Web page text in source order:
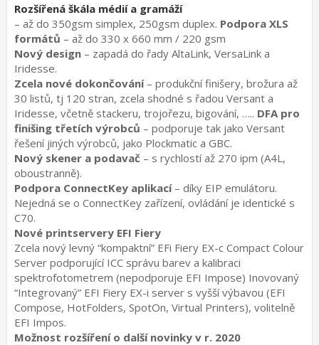
Rozšířená škála médií a gramáží
– až do 350gsm simplex, 250gsm duplex. Podpora XLS
formátů – až do 330 x 660 mm / 220 gsm
Nový design – zapadá do řady AltaLink, VersaLink a
Iridesse.
Zcela nové dokončování– produkční finišery, brožura až
30 listů, tj 120 stran, zcela shodné s řadou Versant a
Iridesse, včetně stackeru, trojořezu, bigování, ….. DFA pro
finišing třetích výrobců – podporuje tak jako Versant
řešení jiných výrobců, jako Plockmatic a GBC.
Nový skener a podavač – s rychlostí až 270 ipm (A4L,
oboustranně).
Podpora ConnectKey aplikací– díky EIP emulátoru.
Nejedná se o ConnectKey zařízení, ovládání je identické s
C70.
Nové printservery EFI Fiery
Zcela nový levný “kompaktní” EFi Fiery EX-c Compact Colour
Server podporující ICC správu barev a kalibraci
spektrofotometrem (nepodporuje EFI Impose) Inovovaný
“Integrovaný” EFI Fiery EX-i server s vyšší výbavou (EFI
Compose, HotFolders, SpotOn, Virtual Printers), volitelně
EFI Impos.
Možnost rozšíření o další novinky v r. 2020